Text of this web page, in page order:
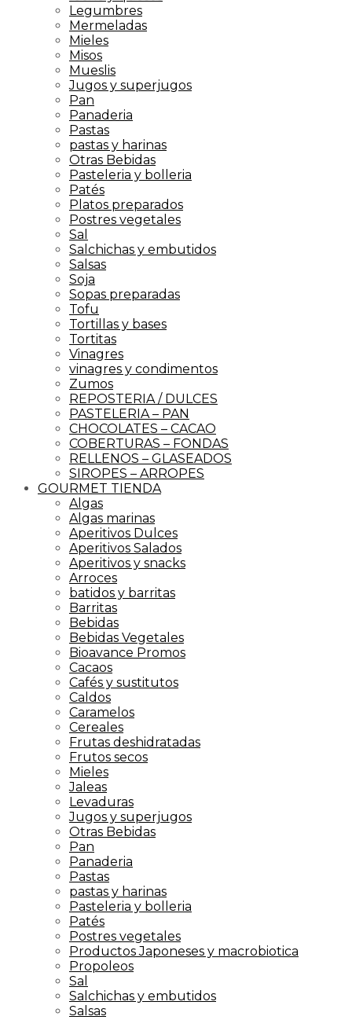
Legumbres
Mermeladas
Mieles
Misos
Mueslis
Jugos y superjugos
Pan
Panaderia
Pastas
pastas y harinas
Otras Bebidas
Pasteleria y bolleria
Patés
Platos preparados
Postres vegetales
Sal
Salchichas y embutidos
Salsas
Soja
Sopas preparadas
Tofu
Tortillas y bases
Tortitas
Vinagres
vinagres y condimentos
Zumos
REPOSTERIA / DULCES
PASTELERIA – PAN
CHOCOLATES – CACAO
COBERTURAS – FONDAS
RELLENOS – GLASEADOS
SIROPES – ARROPES
GOURMET TIENDA
Algas
Algas marinas
Aperitivos Dulces
Aperitivos Salados
Aperitivos y snacks
Arroces
batidos y barritas
Barritas
Bebidas
Bebidas Vegetales
Bioavance Promos
Cacaos
Cafés y sustitutos
Caldos
Caramelos
Cereales
Frutas deshidratadas
Frutos secos
Mieles
Jaleas
Levaduras
Jugos y superjugos
Otras Bebidas
Pan
Panaderia
Pastas
pastas y harinas
Pasteleria y bolleria
Patés
Postres vegetales
Productos Japoneses y macrobiotica
Propoleos
Sal
Salchichas y embutidos
Salsas